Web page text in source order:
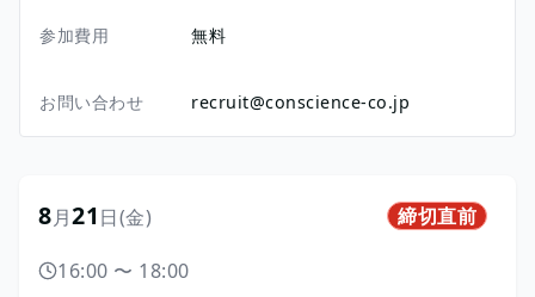
参加費用 無料
お問い合わせ recruit@conscience-co.jp
8月21日(金) 締切直前
16:00 〜 18:00